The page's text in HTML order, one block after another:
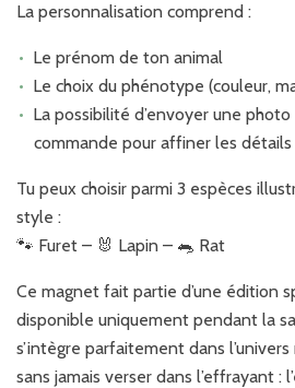
La personnalisation comprend :
Le prénom de ton animal
Le choix du phénotype (couleur,
La possibilité d’envoyer une
commande pour affiner les détails
Tu peux choisir parmi 3 espèces
style :
🐾 Furet – 🐰 Lapin – 🐀 Rat
Ce magnet fait partie d’une édition
disponible uniquement pendant la
s’intègre parfaitement dans
sans jamais verser dans l’effrayant :